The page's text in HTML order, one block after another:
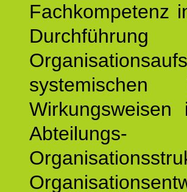
Fachkompetenz
systemischen